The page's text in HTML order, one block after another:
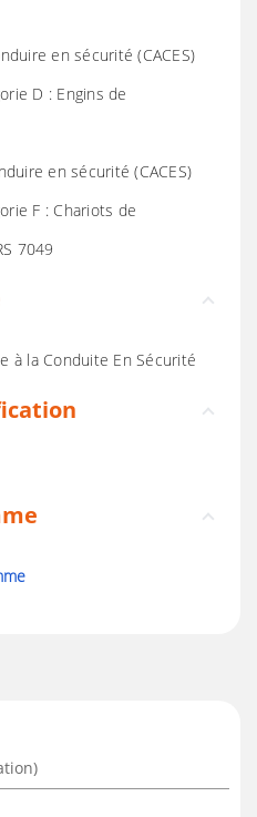
en sécurité (CACES)
D : Engins de
en sécurité (CACES)
F : Chariots de
7049
à la Conduite En Sécurité